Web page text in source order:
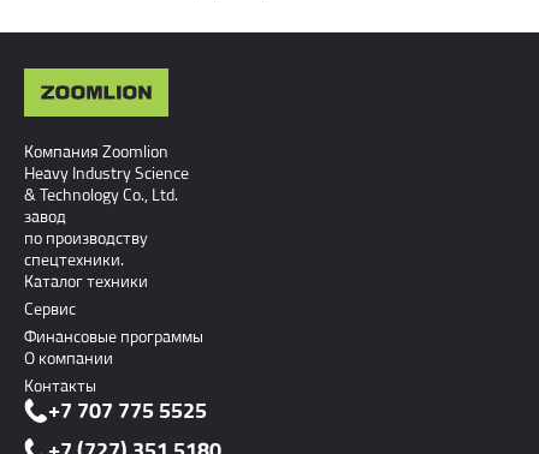
Компания Zoomlion
Heavy Industry Science
& Technology Co., Ltd.
завод
по производству
спецтехники.
Каталог техники
Сервис
Финансовые программы
О компании
Контакты
+7 707 775 5525